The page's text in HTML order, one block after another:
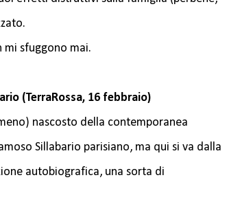
mi sfuggono mai.
(TerraRossa, 16 febbraio)
nascosto della contemporanea
Sillabario parisiano, ma qui si va dalla
autobiografica, una sorta di